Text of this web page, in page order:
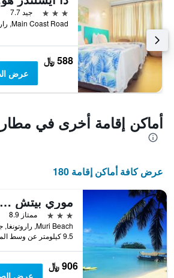
3 نجوم
جيد 7.7
588 ﷼
عرض
أماكن إقامة أخرى في مطار Rarotonga
عرض كافة أماكن إقامة 180
موري بيتش كومبر
3 نجوم
ممتاز 8.9
9.5 كيلومتر عن وسط المدينة
906 ﷼